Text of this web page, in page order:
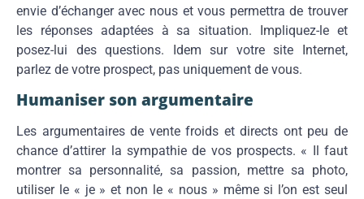
envie d’échanger avec nous et vous permettra de trouver
les réponses adaptées à sa situation. Impliquez-le et
posez-lui des questions. Idem sur votre site Internet,
parlez de votre prospect, pas uniquement de vous.
Humaniser son argumentaire
Les argumentaires de vente froids et directs ont peu de
chance d’attirer la sympathie de vos prospects. « Il faut
montrer sa personnalité, sa passion, mettre sa photo,
utiliser le « je » et non le « nous » même si l’on est seul